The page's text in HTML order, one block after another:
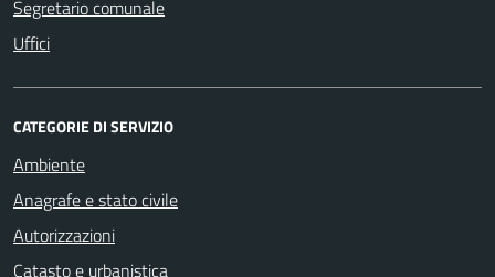
Segretario comunale
Uffici
CATEGORIE DI SERVIZIO
Ambiente
Anagrafe e stato civile
Autorizzazioni
Catasto e urbanistica